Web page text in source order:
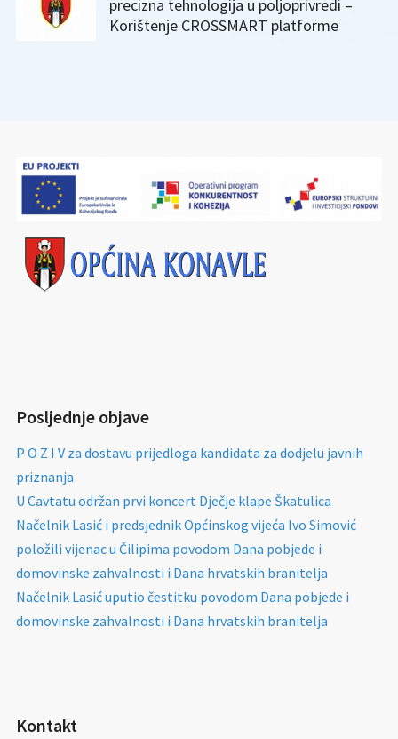
precizna tehnologija u poljoprivredi –
Korištenje CROSSMART platforme
Posljednje objave
P O Z I V za dostavu prijedloga kandidata za dodjelu javnih
priznanja
U Cavtatu održan prvi koncert Dječje klape Škatulica
Načelnik Lasić i predsjednik Općinskog vijeća Ivo Simović
položili vijenac u Čilipima povodom Dana pobjede i
domovinske zahvalnosti i Dana hrvatskih branitelja
Načelnik Lasić uputio čestitku povodom Dana pobjede i
domovinske zahvalnosti i Dana hrvatskih branitelja
Kontakt